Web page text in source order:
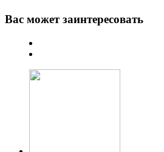
Вас может заинтересовать